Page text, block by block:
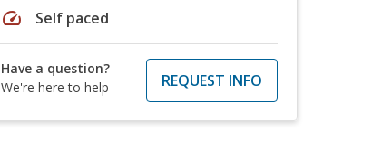
speed Self paced
Have a question?
We're here to help
REQUEST INFO